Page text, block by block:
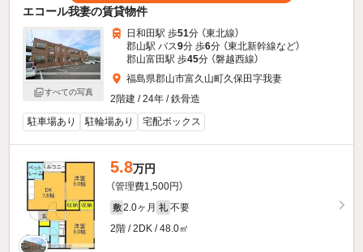
エコール我妻の賃貸物件
すべての写真
日和田駅 歩51分 （東北線）
郡山駅 バス9分 歩6分 （東北新幹線など）
郡山富田駅 歩45分 （磐越西線）
福島県郡山市富久山町久保田字我妻
2階建 / 24年 / 鉄骨造
駐車場あり
駐輪場あり 宅配ボックス
5.8万円
（管理費1,500円）
敷 2.0ヶ月 礼 不要
2階 / 2DK / 48.0㎡